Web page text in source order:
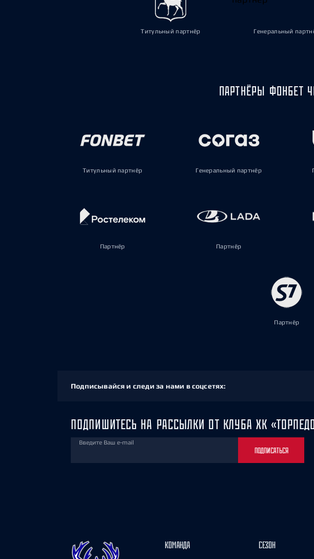
Титульный партнёр Генеральный
ПАРТНЁРЫ ФОНБЕТ
Титульный партнёр Генеральный партнёр
Партнёр Партнёр
Партнёр
Подписывайся и следи за нами в соцсетях:
ПОДПИШИТЕСЬ НА РАССЫЛКИ ОТ КЛУБА ХК
Введите Ваш e-mail
ПОДПИСАТЬСЯ
КОМАНДА СЕЗОН